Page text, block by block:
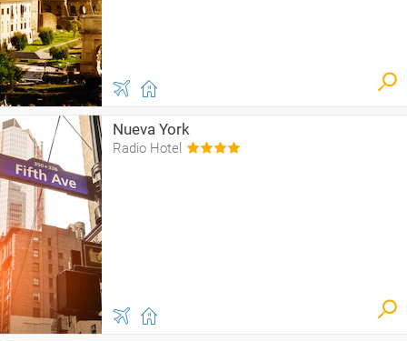
Nueva York
Radio Hotel